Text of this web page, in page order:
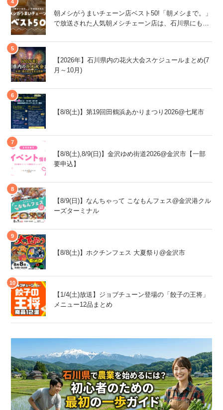
朝メシがうまいチェーン店ベスト50!「朝メシまで。」
で放送された人気朝メシチェーン店は、石川県にもあ
【2026年】石川県内の花火大会スケジュールまとめ(7
月～10月)
【8/8(土)】第19回田鶴浜あかりまつり2026@七尾市
【8/8(土),8/9(日)】金沢ゆめ街道2026@金沢市【一部
要申込】
【8/9(日)】なんちゃって こなもんフェス@金沢港クル
ーズターミナル
【8/8(土)】ホクチンフェス 大夏祭り@金沢市
【1/4(土)放送】ジョブチューン登場の「餃子の王将」
メニュー12品まとめ